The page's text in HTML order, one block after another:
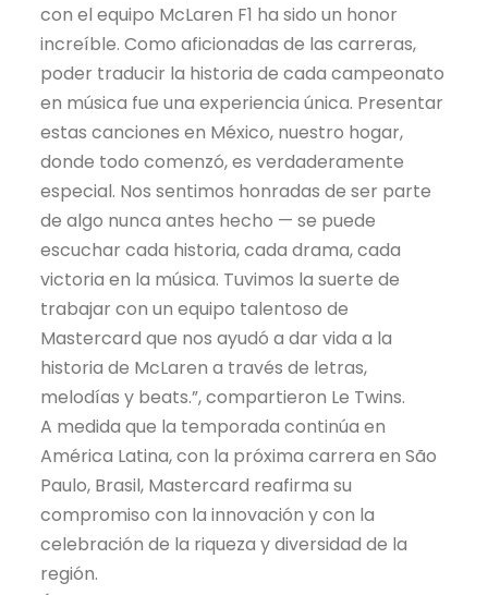
con el equipo McLaren F1 ha sido un honor
increíble. Como aficionadas de las carreras,
poder traducir la historia de cada campeonato
en música fue una experiencia única. Presentar
estas canciones en México, nuestro hogar,
donde todo comenzó, es verdaderamente
especial. Nos sentimos honradas de ser parte
de algo nunca antes hecho — se puede
escuchar cada historia, cada drama, cada
victoria en la música. Tuvimos la suerte de
trabajar con un equipo talentoso de
Mastercard que nos ayudó a dar vida a la
historia de McLaren a través de letras,
melodías y beats.”, compartieron Le Twins.
A medida que la temporada continúa en
América Latina, con la próxima carrera en São
Paulo, Brasil, Mastercard reafirma su
compromiso con la innovación y con la
celebración de la riqueza y diversidad de la
región.